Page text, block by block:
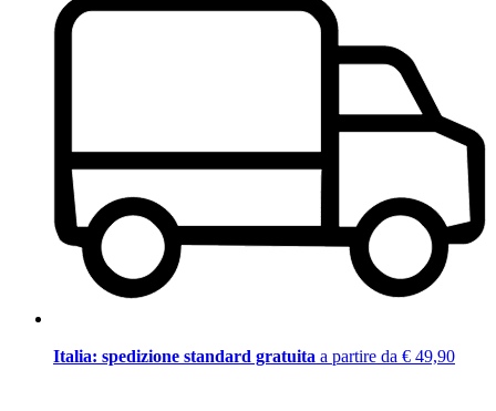
Italia: spedizione standard gratuita a partire da € 49,90